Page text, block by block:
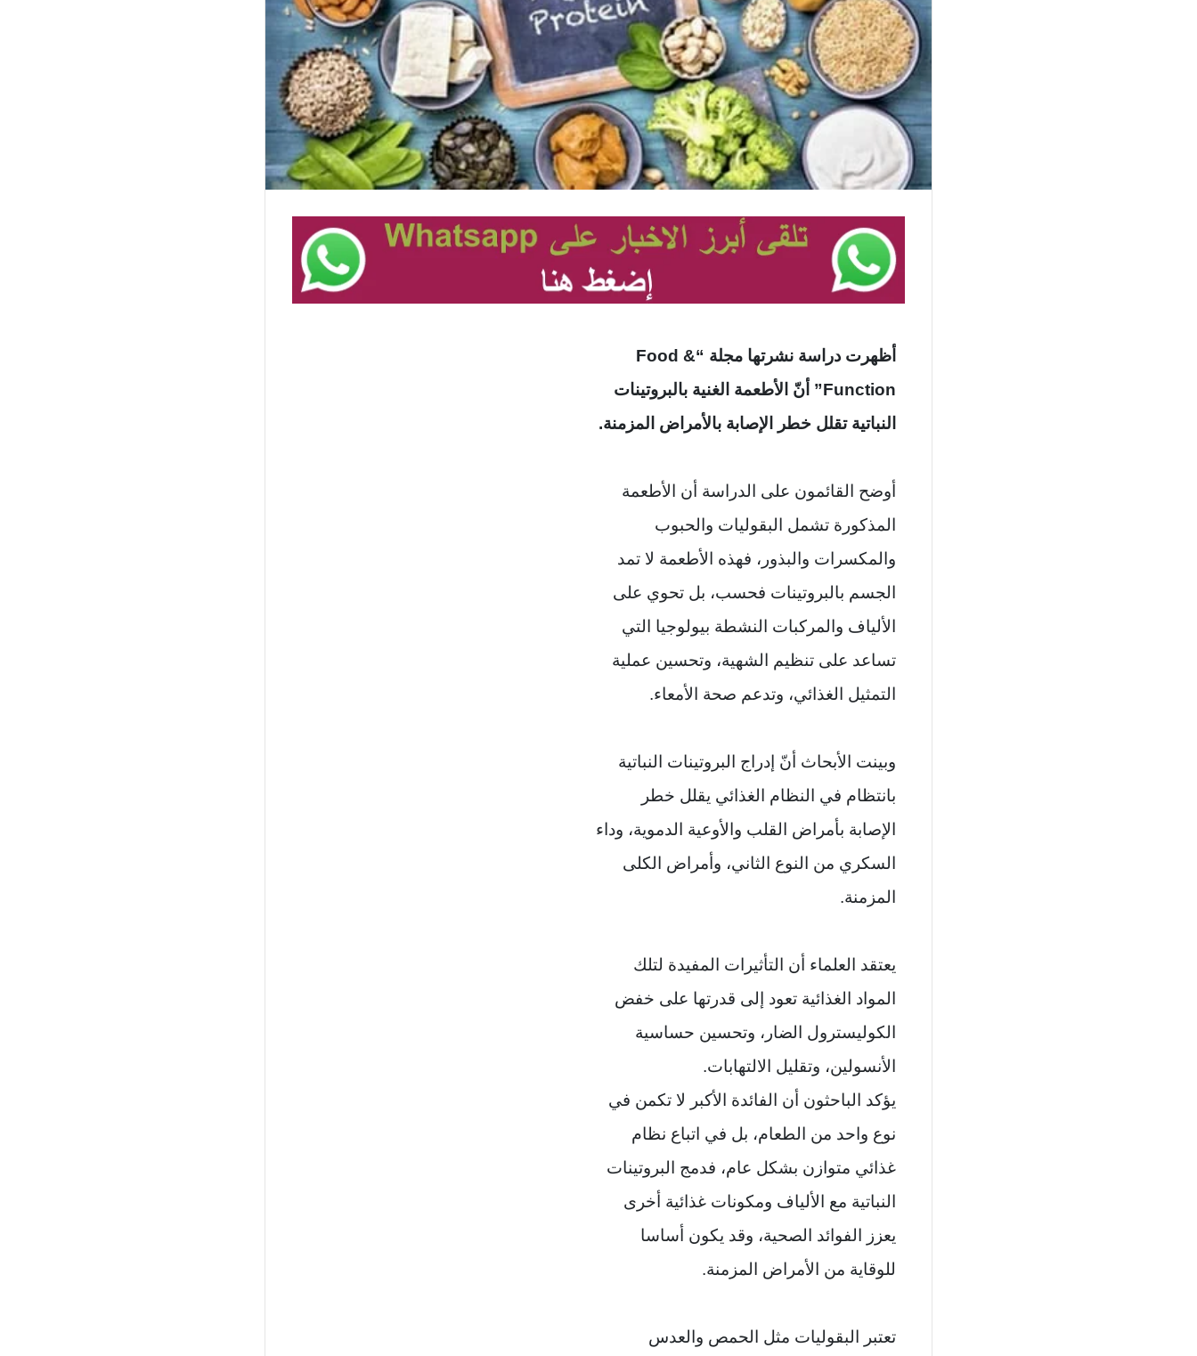
أظهرت دراسة نشرتها مجلة “Food &
Function” أنّ الأطعمة الغنية بالبروتينات
النباتية تقلل خطر الإصابة بالأمراض المزمنة.
أوضح القائمون على الدراسة أن الأطعمة
المذكورة تشمل البقوليات والحبوب
والمكسرات والبذور، فهذه الأطعمة لا تمد
الجسم بالبروتينات فحسب، بل تحوي على
الألياف والمركبات النشطة بيولوجيا التي
تساعد على تنظيم الشهية، وتحسين عملية
التمثيل الغذائي، وتدعم صحة الأمعاء.
وبينت الأبحاث أنّ إدراج البروتينات النباتية
بانتظام في النظام الغذائي يقلل خطر
الإصابة بأمراض القلب والأوعية الدموية، وداء
السكري من النوع الثاني، وأمراض الكلى
المزمنة.
يعتقد العلماء أن التأثيرات المفيدة لتلك
المواد الغذائية تعود إلى قدرتها على خفض
الكوليسترول الضار، وتحسين حساسية
الأنسولين، وتقليل الالتهابات.
يؤكد الباحثون أن الفائدة الأكبر لا تكمن في
نوع واحد من الطعام، بل في اتباع نظام
غذائي متوازن بشكل عام، فدمج البروتينات
النباتية مع الألياف ومكونات غذائية أخرى
يعزز الفوائد الصحية، وقد يكون أساسا
للوقاية من الأمراض المزمنة.
تعتبر البقوليات مثل الحمص والعدس